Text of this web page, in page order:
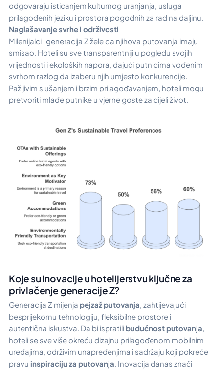
odgovaraju isticanjem kulturnog uranjanja, usluga
prilagođenih jeziku i prostora pogodnih za rad na daljinu.
Naglašavanje svrhe i održivosti
Milenijalci i generacija Z žele da njihova putovanja imaju
smisao. Hoteli su sve transparentniji u pogledu svojih
vrijednosti i ekoloških napora, dajući putnicima vođenim
svrhom razlog da izaberu njih umjesto konkurencije.
Pažljivim slušanjem i brzim prilagođavanjem, hoteli mogu
pretvoriti mlađe putnike u vjerne goste za cijeli život.
Koje su inovacije u hotelijerstvu ključne za
privlačenje generacije Z?
Generacija Z mijenja pejzaž putovanja, zahtijevajući
besprijekornu tehnologiju, fleksibilne prostore i
autentična iskustva. Da bi ispratili budućnost putovanja,
hoteli se sve više okreću dizajnu prilagođenom mobilnim
uređajima, održivim unapređenjima i sadržaju koji pokreće
pravu inspiraciju za putovanja. Inovacija danas znači